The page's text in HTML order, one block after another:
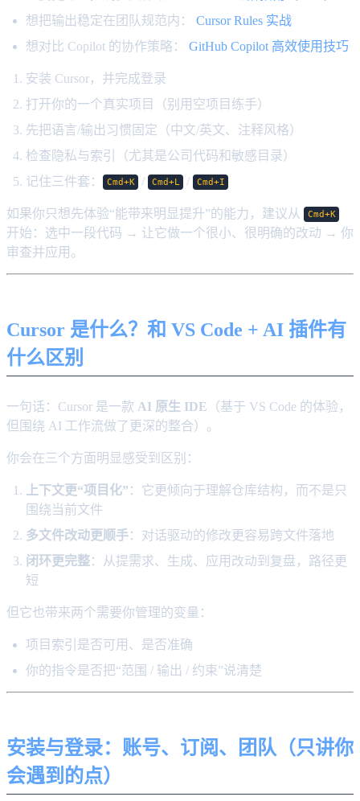
想把输出稳定在团队规范内： Cursor Rules 实战
想对比 Copilot 的协作策略： GitHub Copilot 高效使用技巧
安装 Cursor，并完成登录
打开你的一个真实项目（别用空项目练手）
先把语言/输出习惯固定（中文/英文、注释风格）
检查隐私与索引（尤其是公司代码和敏感目录）
记住三件套：
Cmd+K / Cmd+L / Cmd+I
如果你只想先体验“能带来明显提升”的能力，建议从 Cmd+K
开始：选中一段代码 → 让它做一个很小、很明确的改动 → 你
审查并应用。
Cursor 是什么？和 VS Code + AI 插件有
什么区别
一句话：Cursor 是一款 AI 原生 IDE （基于 VS Code 的体验，
但围绕 AI 工作流做了更深的整合）。
你会在三个方面明显感受到区别：
上下文更“项目化” ：它更倾向于理解仓库结构，而不是只
围绕当前文件
多文件改动更顺手：对话驱动的修改更容易跨文件落地
闭环更完整：从提需求、生成、应用改动到复盘，路径更
短
但它也带来两个需要你管理的变量：
项目索引是否可用、是否准确
你的指令是否把“范围 / 输出 / 约束”说清楚
安装与登录：账号、订阅、团队（只讲你
会遇到的点）